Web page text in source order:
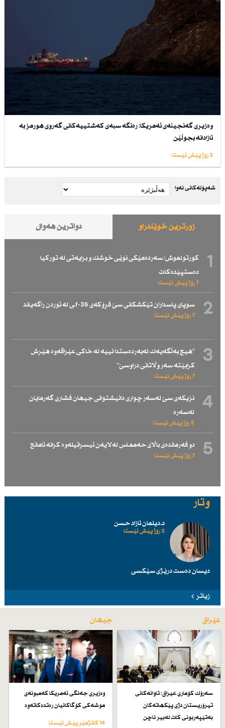
وەزیری گەنجینەی ئەمریكا: رەنگە سبەی كەشتییەكانی گەروی هورمز بە
ئازادانە بجوڵێن
2 رۆژ پێش ئێستا
شەپۆلەکانی نەوا
زۆرترین خوێندراو دواترین هەواڵ
1
كورتولموش: سەردەمێكی نوێی خوشك و برایەتی لە توركیا
دەستپێدەكات
7 رۆژ پێش ئێستا
2 سوپای پاسداران تێكشكانی سێ فڕۆكەی f-35ـی لە ئوردن راگەیاند
7 رۆژ پێش ئێستا
3
"هیچ بەڵگەیەك لەبەردەستدا نییە لە خاكی عێراقەوە هێرش
كرابێتە سەر وڵاتانی دراوسێ"
7 رۆژ پێش ئێستا
4
نزیكەی سێ لەسەر چواری دانیشتوانی جیهان فشاری گەرمایان
لەسەرە
5 رۆژ پێش ئێستا
5 دو فەرماندەی باڵای حەممـاس لەلایەن ئیسرائیلەوە كرانە ئامانج
7 رۆژ پێش ئێستا
وتار
د.دیلمان ئازاد حسن
2 رۆژ پێش ئێستا
دیسان دەست درێژی سێكسی
زیاتر
عێراق
سەرۆك كۆماری عیراق: تاوانەكانی
تیرۆریستان دژی پێكهاتەكان
بەتێپەربونی كات لەبیر ناچن
جیهان
وەزیری جەنگی ئەمریكا كەمبونەی
موشەكی كۆگاكانیان رەتدەكاتەوە
14 کاتژمێر پێش ئێستا